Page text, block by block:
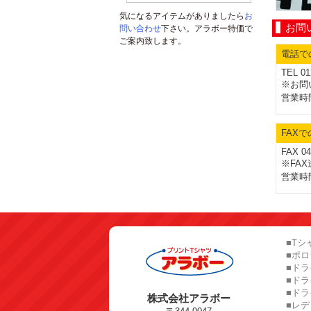
気になるアイテムがありましたら お
問い合わせ下さい。アラボー特価で
ご案内致します。
お問
電話で
TEL
※お問
営業時
FAXで
FAX
※FAX
営業時
株式会社アラボー
■Tシ
■ポ
■ド
■ド
■ド
■レ